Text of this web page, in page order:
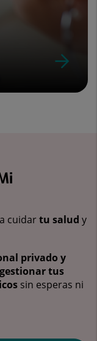
cuidartu salud y
privado y
tus
sin esperas ni